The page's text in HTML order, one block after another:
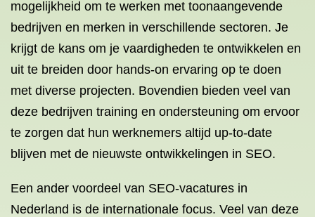
mogelijkheid om te werken met toonaangevende
bedrijven en merken in verschillende sectoren. Je
krijgt de kans om je vaardigheden te ontwikkelen en
uit te breiden door hands-on ervaring op te doen
met diverse projecten. Bovendien bieden veel van
deze bedrijven training en ondersteuning om ervoor
te zorgen dat hun werknemers altijd up-to-date
blijven met de nieuwste ontwikkelingen in SEO.
Een ander voordeel van SEO-vacatures in
Nederland is de internationale focus. Veel van deze